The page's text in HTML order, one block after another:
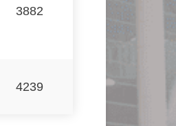
3882
4239